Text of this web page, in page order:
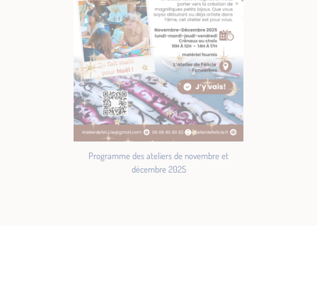
Programme des ateliers de novembre et
décembre 2025